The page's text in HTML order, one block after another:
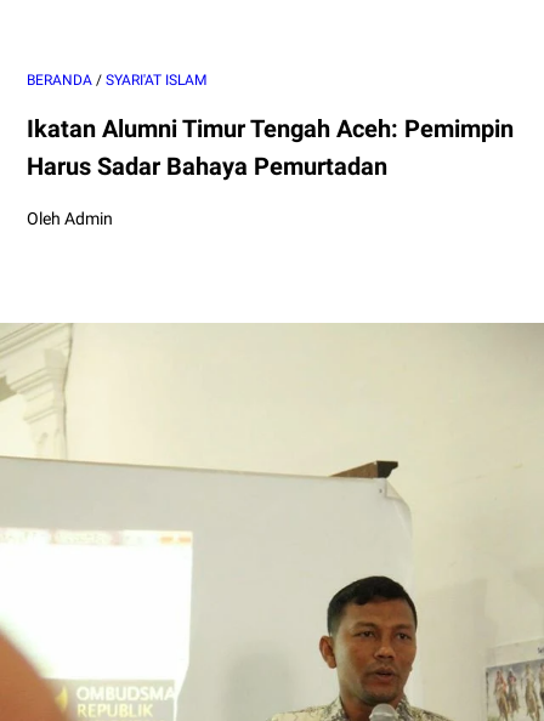
BERANDA / SYARI'AT ISLAM
Ikatan Alumni Timur Tengah Aceh: Pemimpin
Harus Sadar Bahaya Pemurtadan
Oleh Admin